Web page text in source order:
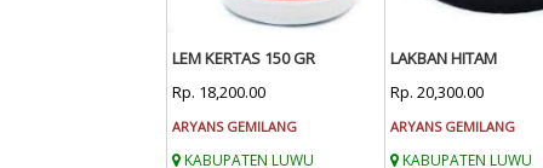
LEM KERTAS 150 GR
Rp. 18,200.00
ARYANS GEMILANG
KABUPATEN LUWU
LAKBAN HITAM
Rp. 20,300.00
ARYANS GEMILANG
KABUPATEN LUWU